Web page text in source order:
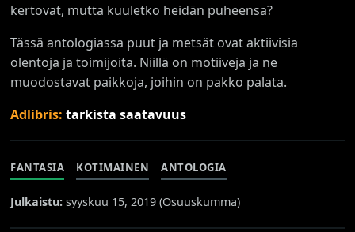
kertovat, mutta kuuletko heidän puheensa?
Tässä antologiassa puut ja metsät ovat aktiivisia
olentoja ja toimijoita. Niillä on motiiveja ja ne
muodostavat paikkoja, joihin on pakko palata.
Adlibris:tarkista saatavuus
FANTASIA KOTIMAINEN ANTOLOGIA
Julkaistu: syyskuu 15, 2019 (Osuuskumma)